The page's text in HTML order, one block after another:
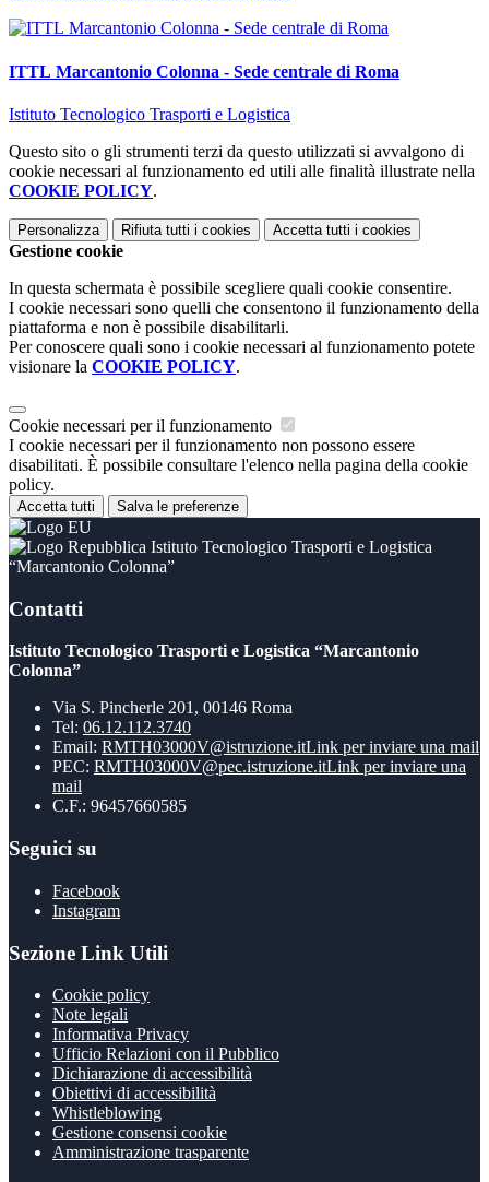
ITTL Marcantonio Colonna - Sede centrale di Roma
Istituto Tecnologico Trasporti e Logistica
Questo sito o gli strumenti terzi da questo utilizzati si avvalgono di
cookie necessari al funzionamento ed utili alle finalità illustrate nella
COOKIE POLICY.
Personalizza Rifiuta tutti i cookies Accetta tutti i cookies
Gestione cookie
In questa schermata è possibile scegliere quali cookie consentire.
I cookie necessari sono quelli che consentono il funzionamento della
piattaforma e non è possibile disabilitarli.
Per conoscere quali sono i cookie necessari al funzionamento potete
visionare la COOKIE POLICY.
Cookie necessari per il funzionamento
I cookie necessari per il funzionamento non possono essere
disabilitati. È possibile consultare l'elenco nella pagina della cookie
policy.
Accetta tutti Salva le preferenze
Istituto Tecnologico Trasporti e Logistica
“Marcantonio Colonna”
Contatti
Istituto Tecnologico Trasporti e Logistica “Marcantonio
Colonna”
Via S. Pincherle 201, 00146 Roma
Tel: 06.12.112.3740
Email: RMTH03000V@istruzione.itLink per inviare una mail
PEC: RMTH03000V@pec.istruzione.itLink per inviare una
mail
C.F.: 96457660585
Seguici su
Facebook
Instagram
Sezione Link Utili
Cookie policy
Note legali
Informativa Privacy
Ufficio Relazioni con il Pubblico
Dichiarazione di accessibilità
Obiettivi di accessibilità
Whistleblowing
Gestione consensi cookie
Amministrazione trasparente